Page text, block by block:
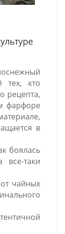
тех, кто
рецепта,
фарфоре
в
боялась
все-таки
чайных